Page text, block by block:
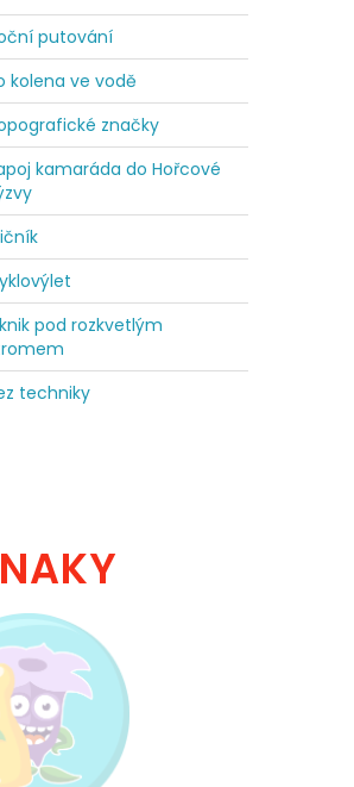
putování
kolena ve vodě
značky
kamaráda do Hořcové
pod rozkvetlým
techniky